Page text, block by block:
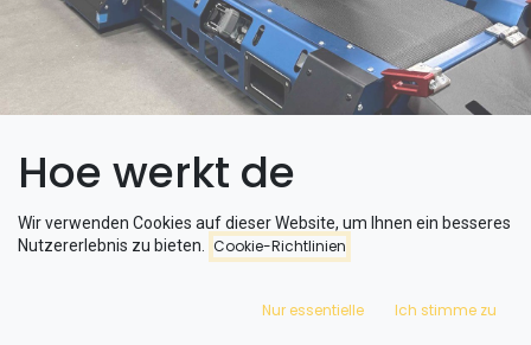
Hoe werkt de
rollenbank voor de
Wir verwenden Cookies auf dieser Website, um Ihnen ein besseres
Nutzererlebnis zu bieten.
Cookie-Richtlinien
Nur essentielle Ich stimme zu